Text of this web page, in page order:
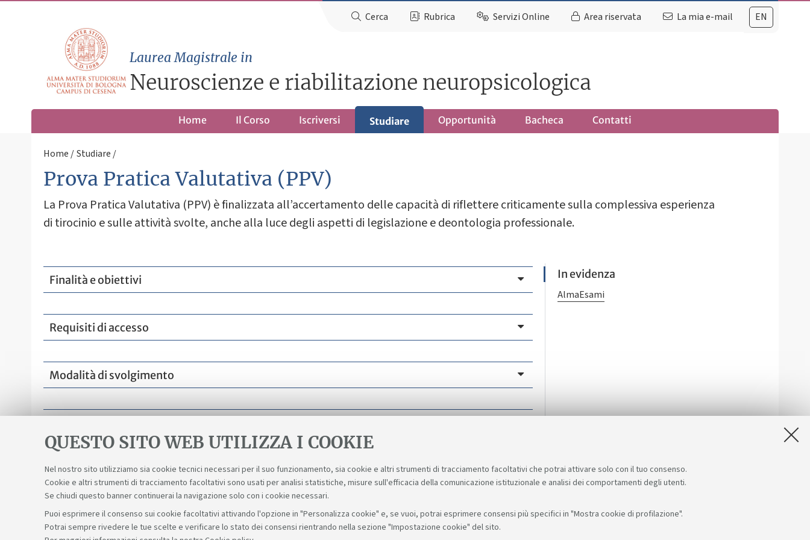
QUESTO SITO WEB UTILIZZA I COOKIE
Nel nostro sito utilizziamo sia cookie tecnici necessari per il suo funzionamento, sia cookie e altri strumenti di tracciamento facoltativi che potrai attivare solo con il tuo consenso.
Cookie e altri strumenti di tracciamento facoltativi sono usati per analisi statistiche, misure sull'efficacia della comunicazione istituzionale e analisi dei comportamenti degli utenti.
Se chiudi questo banner continuerai la navigazione solo con i cookie necessari.
Puoi esprimere il consenso sui cookie facoltativi attivando l'opzione in "Personalizza cookie" e, se vuoi, potrai esprimere consensi più specifici in "Mostra cookie di profilazione".
Potrai sempre rivedere le tue scelte e verificare lo stato dei consensi rientrando nella sezione "Impostazione cookie" del sito.
EN
Cerca Rubrica Servizi Online Area riservata La mia e-mail
Laurea Magistrale in
Neuroscienze e riabilitazione neuropsicologica
Home Il Corso Iscriversi Studiare Opportunità Bacheca Contatti
Home Studiare
Prova Pratica Valutativa (PPV)
La Prova Pratica Valutativa (PPV) è finalizzata all’accertamento delle capacità di riflettere criticamente sulla complessiva esperienza
di tirocinio e sulle attività svolte, anche alla luce degli aspetti di legislazione e deontologia professionale.
Finalità e obiettivi
Requisiti di accesso
Modalità di svolgimento
In evidenza
AlmaEsami